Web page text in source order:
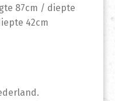
87cm / diepte
42cm